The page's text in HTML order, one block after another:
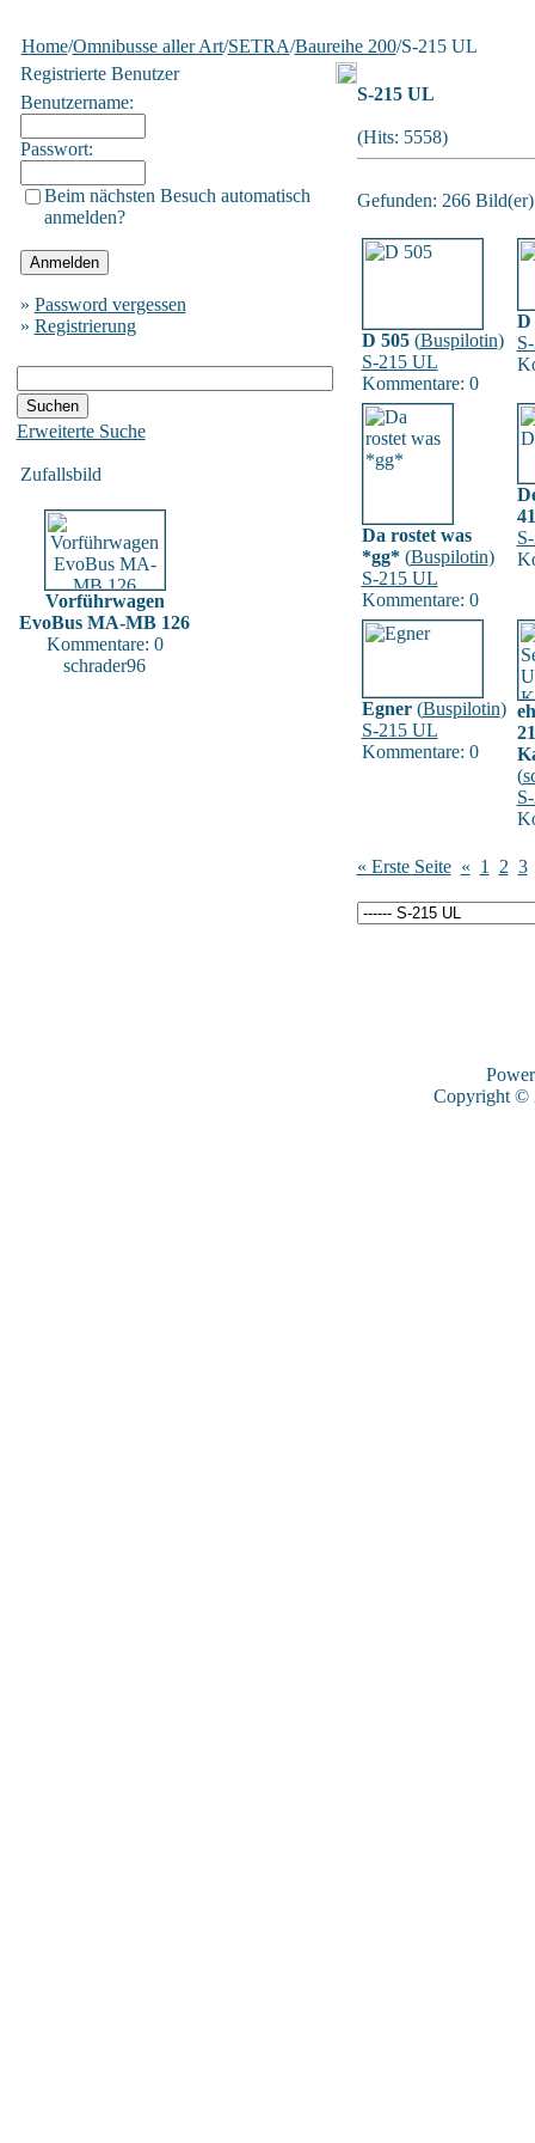
Home/Omnibusse aller Art/SETRA/Baureihe 200/S-215 UL
Registrierte Benutzer
Benutzername:
Passwort:
Beim nächsten Besuch automatisch
anmelden?
» Password vergessen
» Registrierung
Erweiterte Suche
Zufallsbild
Vorführwagen
EvoBus MA-MB 126
Kommentare: 0
schrader96
S-215 UL
(Hits: 5558)
Gefunden: 266
D 505(Buspilotin)
S-215 UL
Kommentare: 0
D
Da rostet was
*gg*(Buspilotin)
S-215 UL
Kommentare: 0
Egner(Buspilotin)
S-215 UL
Kommentare: 0
(
« Erste Seite « 1 2 3
Copyright ©